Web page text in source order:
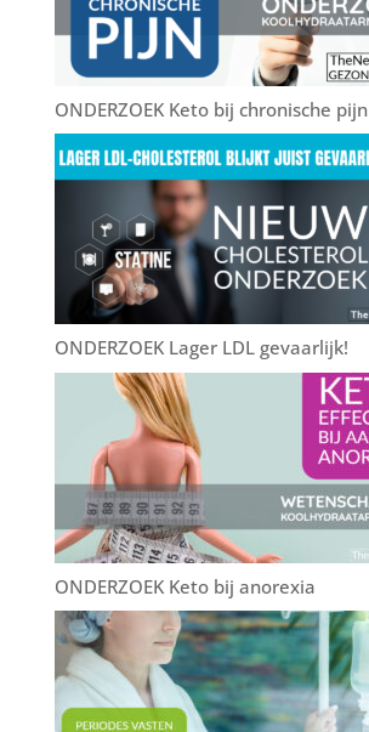
k
ONDERZOEK Keto bij chronische pijn
ONDERZOEK Lager LDL gevaarlijk!
ONDERZOEK Keto bij anorexia